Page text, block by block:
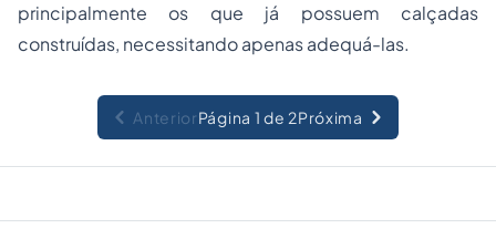
principalmente os que já possuem calçadas
construídas, necessitando apenas adequá-las.
AnteriorPágina 1 de 2Próxima